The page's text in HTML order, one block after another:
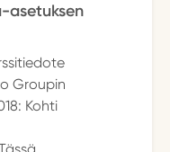
asetuksen
Groupin
Kohti